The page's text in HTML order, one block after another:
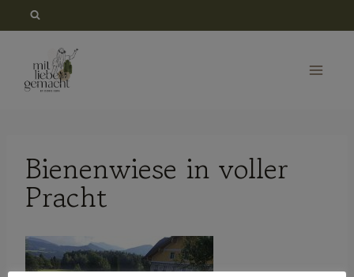
springen
Bienenwiese in voller
Pracht